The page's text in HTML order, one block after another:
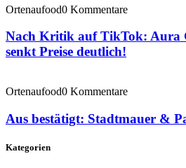
Ortenaufood0 Kommentare
Nach Kritik auf TikTok: Aura
senkt Preise deutlich!
Ortenaufood0 Kommentare
Aus bestätigt: Stadtmauer &
Kategorien